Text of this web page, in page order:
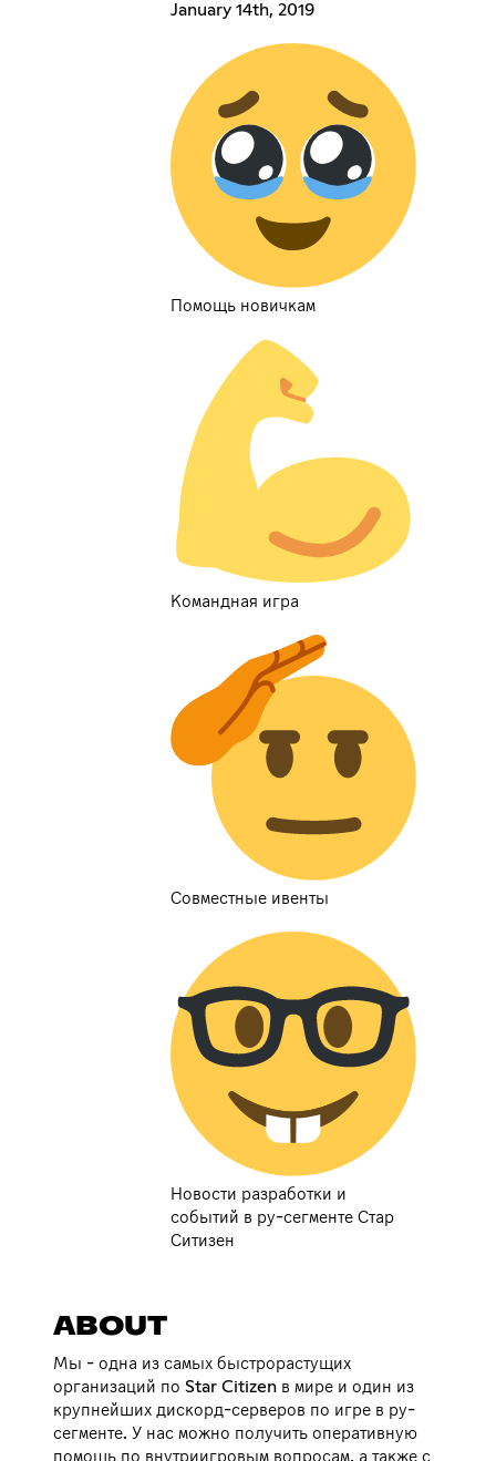
January 14th, 2019
Помощь новичкам
Командная игра
Совместные ивенты
Новости разработки и
событий в ру-сегменте Стар
Ситизен
ABOUT
Мы - одна из самых быстрорастущих
организаций по Star Citizen в мире и один из
крупнейших дискорд-серверов по игре в ру-
сегменте. У нас можно получить оперативную
помощь по внутриигровым вопросам, а также с